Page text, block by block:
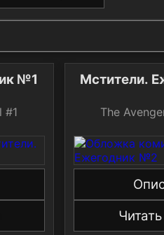
№1
#1
Мстители.
The